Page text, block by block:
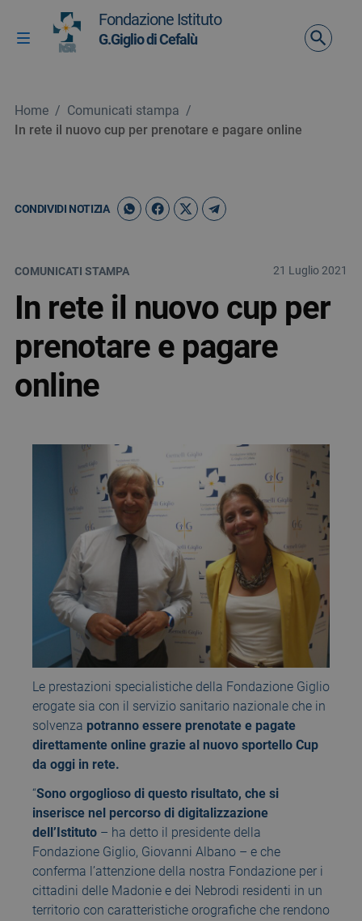
Vai ai contenuti
Vai al menu di navigazione
Vai al footer
Attiva / disattiva la navigazione
Fondazione Istituto
G.Giglio di Cefalù
Home / Comunicati stampa /
In rete il nuovo cup per prenotare e pagare online
CONDIVIDI NOTIZIA
COMUNICATI STAMPA 21 Luglio 2021
In rete il nuovo cup per
prenotare e pagare
online
Le prestazioni specialistiche della Fondazione Giglio
erogate sia con il servizio sanitario nazionale che in
solvenza potranno essere prenotate e pagate
direttamente online grazie al nuovo sportello Cup
da oggi in rete.
“Sono orgoglioso di questo risultato, che si
inserisce nel percorso di digitalizzazione
dell’Istituto – ha detto il presidente della
Fondazione Giglio, Giovanni Albano – e che
conferma l’attenzione della nostra Fondazione per i
cittadini delle Madonie e dei Nebrodi residenti in un
territorio con caratteristiche orografiche che rendono